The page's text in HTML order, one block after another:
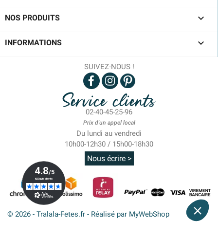
NOS PRODUITS 
INFORMATIONS 
SUIVEZ-NOUS !
Service clients
02-40-45-25-96
Prix d'un appel local
Du lundi au vendredi
10h00-12h30 / 15h00-18h30
Nous écrire >
© 2026 - Tralala-Fetes.fr - Réalisé par MyWebShop